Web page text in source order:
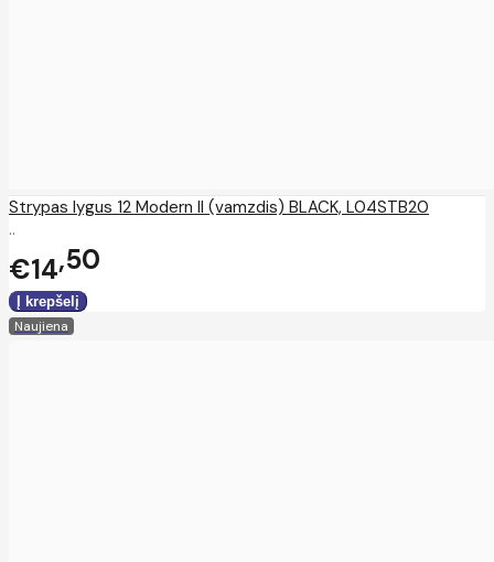
Strypas lygus 12 Modern II (vamzdis) BLACK, L04STB20
..
€14 50
Naujiena